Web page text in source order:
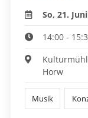
So, 21.
14:00 -
Horw
Musik